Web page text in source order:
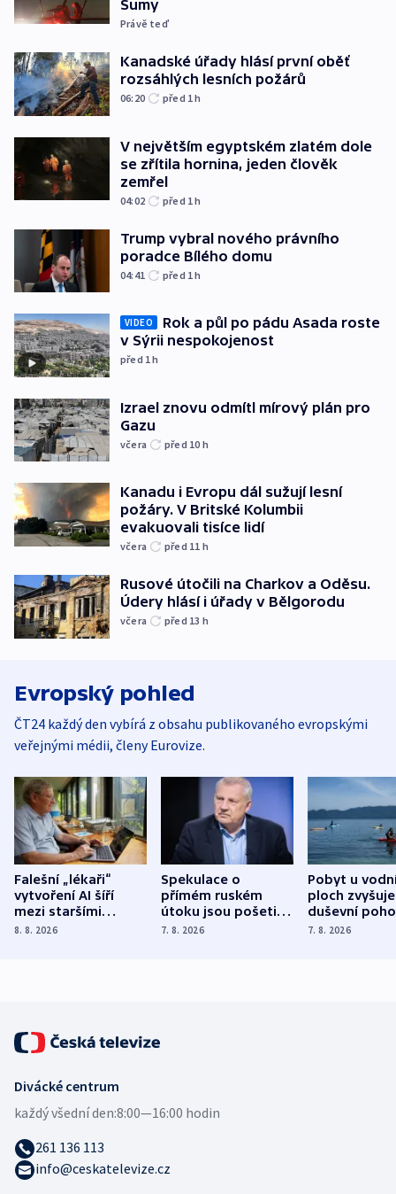
Sumy
Právě teď
Kanadské úřady hlásí první oběť
rozsáhlých lesních požárů
06:20 před 1h
V největším egyptském zlatém dole
se zřítila hornina, jeden člověk
zemřel
04:02 před 1h
Trump vybral nového právního
poradce Bílého domu
04:41 před 1h
VIDEO
Rok a půl po pádu Asada roste
v Sýrii nespokojenost
před 1h
Izrael znovu odmítl mírový plán pro
Gazu
včera před 10 h
Kanadu i Evropu dál sužují lesní
požáry. V Britské Kolumbii
evakuovali tisíce lidí
včera před 11 h
Rusové útočili na Charkov a Oděsu.
Údery hlásí i úřady v Bělgorodu
včera před 13 h
Evropský pohled
ČT24 každý den vybírá z obsahu publikovaného evropskými
veřejnými médii, členy Eurovize.
Falešní „lékaři“
vytvoření AI šíří
mezi staršími
Poláky nebezpečné
8. 8. 2026
Spekulace o
přímém ruském
útoku jsou pošetilé,
míní estonský
7. 8. 2026
Pobyt u
ploch zvyšuje
duševní
ukázala
7. 8. 2026
Divácké centrum
každý všední den:8:00—16:00 hodin
261 136 113
info@ceskatelevize.cz